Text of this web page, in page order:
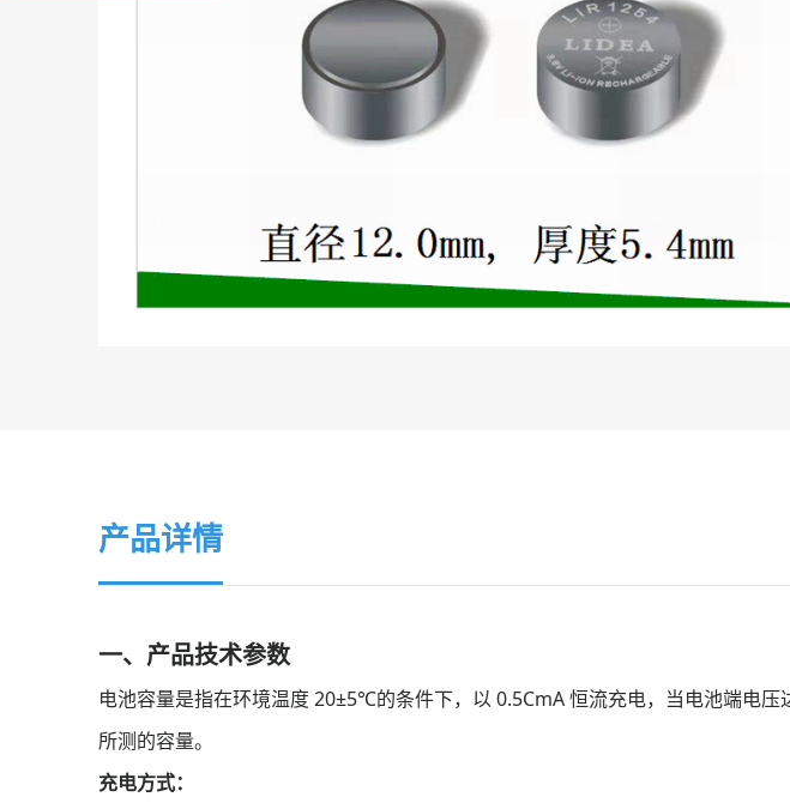
产品详情
一、 产品技术参数
电池容量是指在环境温度 20±5℃的条件下，以 0.5CmA 恒流充电，当电池端电
所测的容量。
充电方式：